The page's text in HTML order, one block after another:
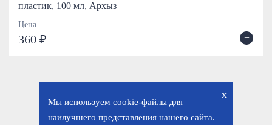
пластик, 100 мл, Архыз
Цена
360 ₽ +
x
Мы используем cookie-файлы для
наилучшего представления нашего сайта.